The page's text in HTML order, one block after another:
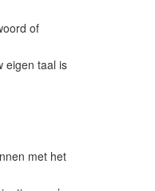
of
eigen taal is
met het